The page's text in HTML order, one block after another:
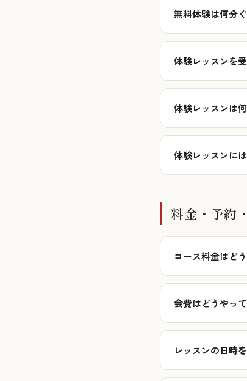
無料体験は何分
体験レッスンを
体験レッスンは
体験レッスンに
料金・予約
コース料金はど
会費はどうやっ
レッスンの日時